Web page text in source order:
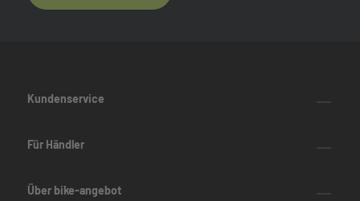
Kundenservice
Für Händler
Über bike-angebot